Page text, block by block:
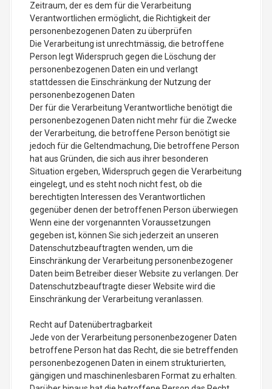
Zeitraum, der es dem für die Verarbeitung
Verantwortlichen ermöglicht, die Richtigkeit der
personenbezogenen Daten zu überprüfen
Die Verarbeitung ist unrechtmässig, die betroffene
Person legt Widerspruch gegen die Löschung der
personenbezogenen Daten ein und verlangt
stattdessen die Einschränkung der Nutzung der
personenbezogenen Daten
Der für die Verarbeitung Verantwortliche benötigt die
personenbezogenen Daten nicht mehr für die Zwecke
der Verarbeitung, die betroffene Person benötigt sie
jedoch für die Geltendmachung, Die betroffene Person
hat aus Gründen, die sich aus ihrer besonderen
Situation ergeben, Widerspruch gegen die Verarbeitung
eingelegt, und es steht noch nicht fest, ob die
berechtigten Interessen des Verantwortlichen
gegenüber denen der betroffenen Person überwiegen
Wenn eine der vorgenannten Voraussetzungen
gegeben ist, können Sie sich jederzeit an unseren
Datenschutzbeauftragten wenden, um die
Einschränkung der Verarbeitung personenbezogener
Daten beim Betreiber dieser Website zu verlangen. Der
Datenschutzbeauftragte dieser Website wird die
Einschränkung der Verarbeitung veranlassen.
Recht auf Datenübertragbarkeit
Jede von der Verarbeitung personenbezogener Daten
betroffene Person hat das Recht, die sie betreffenden
personenbezogenen Daten in einem strukturierten,
gängigen und maschinenlesbaren Format zu erhalten.